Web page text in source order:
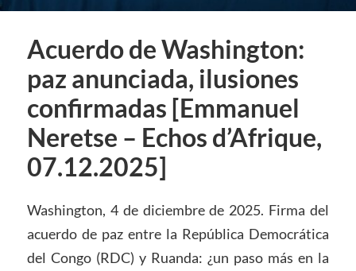
Acuerdo de Washington:
paz anunciada, ilusiones
confirmadas [Emmanuel
Neretse – Echos d’Afrique,
07.12.2025]
Washington, 4 de diciembre de 2025. Firma del
acuerdo de paz entre la República Democrática
del Congo (RDC) y Ruanda: ¿un paso más en la